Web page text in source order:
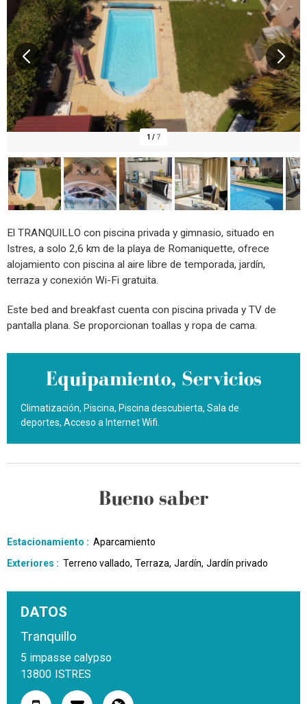
1 / 7
El TRANQUILLO con piscina privada y gimnasio, situado en
Istres, a solo 2,6 km de la playa de Romaniquette, ofrece
alojamiento con piscina al aire libre de temporada, jardín,
terraza y conexión Wi-Fi gratuita.
Este bed and breakfast cuenta con piscina privada y TV de
pantalla plana. Se proporcionan toallas y ropa de cama.
Equipamiento, Servicios
Climatización Piscina Piscina descubierta Sala de
deportes Acceso a Internet Wifi
Bueno saber
Estacionamiento : Aparcamiento
Exteriores : Terreno vallado Terraza Jardín Jardín privado
DATOS
Tranquillo
5 impasse calypso
13800 ISTRES